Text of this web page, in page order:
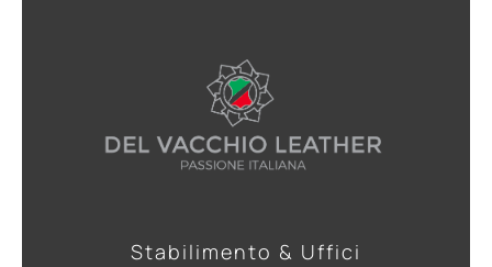
Stabilimento & Uffici